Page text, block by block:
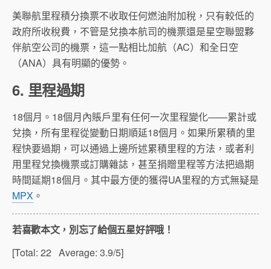
美聯航里程積分換票不收取任何燃油附加稅，只有較低的
政府所收稅費，不管是兌換本航司的機票還是星空聯盟夥
伴航空公司的機票，這一點相比加航（AC）和全日空
（ANA）具有明顯的優勢。
6. 里程過期
18個月。18個月內賬戶里有任何一次里程變化——累計或
兌換，所有里程從變動日期順延18個月。如果所累積的里
程快要過期，可以通過上邊所述累積里程的方法，或者利
用里程兌換機票或訂購雜誌，甚至捐贈里程等方法把過期
時間延期18個月。其中最方便的獲得UA里程的方式無疑是
MPX 。
若喜歡本文，別忘了給個五星好評哦！
[Total: 22 Average: 3.9/5]